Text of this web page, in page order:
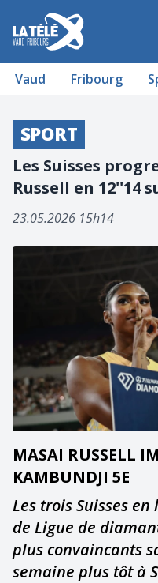
La Télé - Télévision
Vaud Fribourg
SPORT
Les Suisses
Russell en 12''14
23.05.2026 15h14
MASAI RUSSELL
KAMBUNDJI 5E
Les trois Suisses
de Ligue de
plus convaincants
semaine plus tôt à